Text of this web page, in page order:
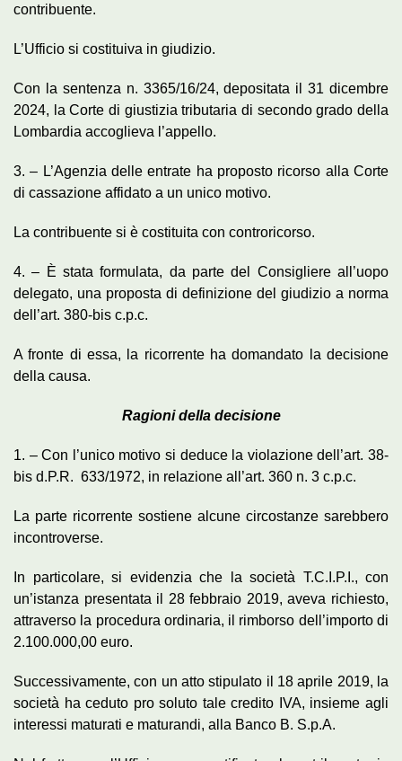
contribuente.
L’Ufficio si costituiva in giudizio.
Con la sentenza n. 3365/16/24, depositata il 31 dicembre
2024, la Corte di giustizia tributaria di secondo grado della
Lombardia accoglieva l’appello.
3. – L’Agenzia delle entrate ha proposto ricorso alla Corte
di cassazione affidato a un unico motivo.
La contribuente si è costituita con controricorso.
4. – È stata formulata, da parte del Consigliere all’uopo
delegato, una proposta di definizione del giudizio a norma
dell’art. 380-bis c.p.c.
A fronte di essa, la ricorrente ha domandato la decisione
della causa.
Ragioni della decisione
1. – Con l’unico motivo si deduce la violazione dell’art. 38-
bis d.P.R. 633/1972, in relazione all’art. 360 n. 3 c.p.c.
La parte ricorrente sostiene alcune circostanze sarebbero
incontroverse.
In particolare, si evidenzia che la società T.C.I.P.I., con
un’istanza presentata il 28 febbraio 2019, aveva richiesto,
attraverso la procedura ordinaria, il rimborso dell’importo di
2.100.000,00 euro.
Successivamente, con un atto stipulato il 18 aprile 2019, la
società ha ceduto pro soluto tale credito IVA, insieme agli
interessi maturati e maturandi, alla Banco B. S.p.A.